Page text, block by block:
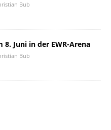
Bub
Juni in der EWR-Arena
Bub